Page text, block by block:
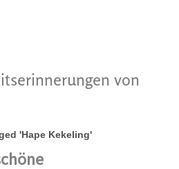
von
'Hape Kekeling'